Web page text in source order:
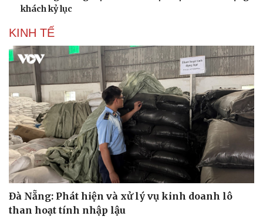
khách kỷ lục
KINH TẾ
Đà Nẵng: Phát hiện và xử lý vụ kinh doanh lô
than hoạt tính nhập lậu